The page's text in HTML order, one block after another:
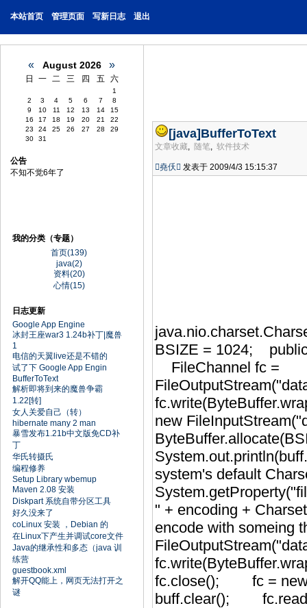
本站首页 管理页面 写新日志 退出
« August 2026 »
日 一 二 三 四 五 六
1
2
3 4 5 6 7
8
9
10 11 12 13 14
15
16
17 18 19 20 21
22
23
24 25 26 27 28
29
30
31
公告
不知不觉6年了
我的分类（专题）
首页(139)
java(2)
资料(20)
心情(15)
日志更新
Google App Engine
冰封王座war3 1.24b补丁|魔兽
1
电信的天翼live还是不错的
试了下 Google App Engin
BufferToText
解析即将到来的魔兽争霸
1.22[转]
女人关爱自己（转）
hibernate many 2 man
暴雪发布1.21b中文版免CD补
丁
华氏转摄氏
编程修养
Setup Library wbemup
Maven 2.08 安装
Diskpart 系统自带分区工具
好久没来了
coLinux 安装 ，Debian 的
在Linux下产生并调试core文件
Java的继承性和多态（java 训
练营
guestbook.xml
解开QQ能上，网页无法打开之
谜
[java] BufferToText
文章收藏, 随笔, 软件技术
堯仸 发表于 2009/4/3 15:15:37
BSIZE = 1024;
FileChannel
new
system's default
" + encoding +
encode with
fc.close(); fc = new
buff.clear();